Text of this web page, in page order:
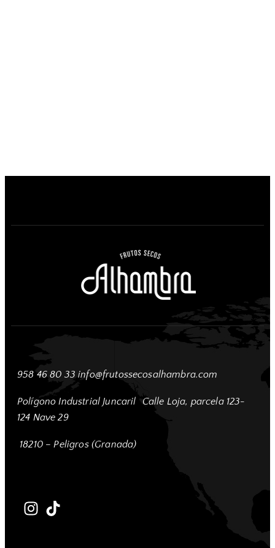
958 46 80 33info@frutossecosalhambra.com
Polígono Industrial Juncaril Calle Loja, parcela 123-
124 Nave 29
18210 – Peligros (Granada)